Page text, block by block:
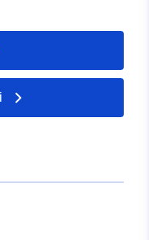
[ [ 10.9617985,